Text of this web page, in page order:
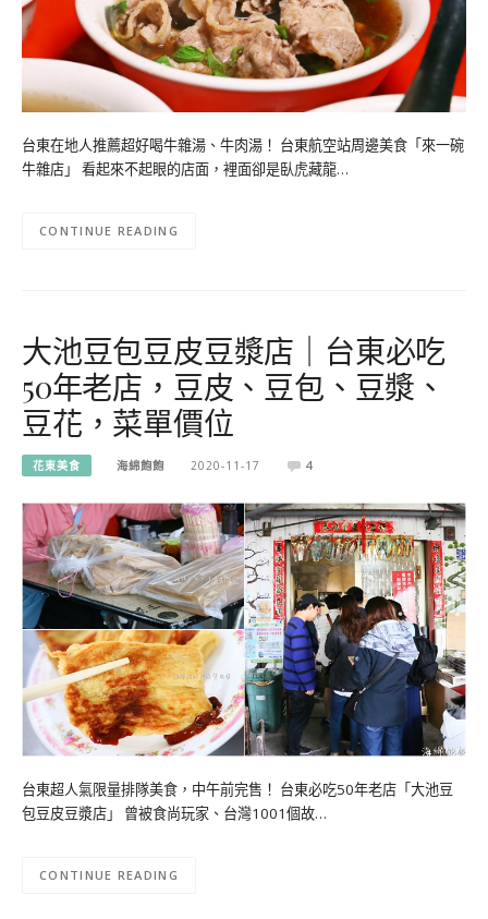
台東在地人推薦超好喝牛雜湯、牛肉湯！ 台東航空站周邊美食「來一碗
牛雜店」 看起來不起眼的店面，裡面卻是臥虎藏龍…
CONTINUE READING
大池豆包豆皮豆漿店｜台東必吃
50年老店，豆皮、豆包、豆漿、
豆花，菜單價位
花東美食 海綿飽飽 2020-11-17 4
台東超人氣限量排隊美食，中午前完售！ 台東必吃50年老店「大池豆
包豆皮豆漿店」 曾被食尚玩家、台灣1001個故…
CONTINUE READING